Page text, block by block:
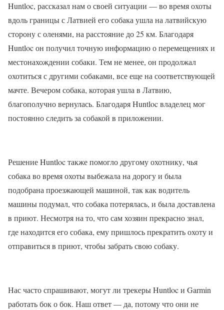
Huntloc, рассказал нам о своей ситуации — во время охоты
вдоль границы с Латвией его собака ушла на латвийскую
сторону с оленями, на расстояние до 25 км. Благодаря
Huntloc он получил точную информацию о перемещениях и
местонахождении собаки. Тем не менее, он продолжал
охотиться с другими собаками, все еще на соответствующей
мачте. Вечером собака, которая ушла в Латвию,
благополучно вернулась. Благодаря Huntloc владелец мог
постоянно следить за собакой в приложении.
Решение Huntloc также помогло другому охотнику, чья
собака во время охоты выбежала на дорогу и была
подобрана проезжающей машиной, так как водитель
машины подумал, что собака потерялась, и была доставлена
​​в приют. Несмотря на то, что сам хозяин прекрасно знал,
где находится его собака, ему пришлось прекратить охоту и
отправиться в приют, чтобы забрать свою собаку.
Нас часто спрашивают, могут ли трекеры Huntloc и Garmin
работать бок о бок. Наш ответ — да, потому что они не